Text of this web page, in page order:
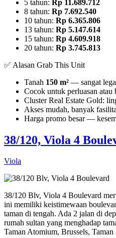
5 tahun: Rp 11.689.712
8 tahun: Rp 7.692.540
10 tahun: Rp 6.365.806
13 tahun: Rp 5.147.614
15 tahun: Rp 4.609.918
20 tahun: Rp 3.745.813
✅ Alasan Grab This Unit
Tanah 150 m² — sangat
Cocok untuk perluasan atau
Cluster Real Estate Gold:
Akses mudah, banyak
Harga promo besar —
38/120, Viola 4
Viola
38/120 Blv, Viola 4 Boulevard
ini memiliki keistimewaan
taman di tengah. Ada 2 jalan di
rumah sultan yang menghadap
Taman Atomium, Brussels,